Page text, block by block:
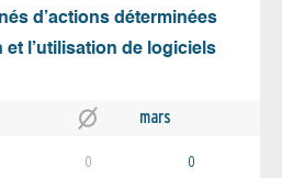
d’actions déterminées
et l’utilisation de logiciels
mars
0 0